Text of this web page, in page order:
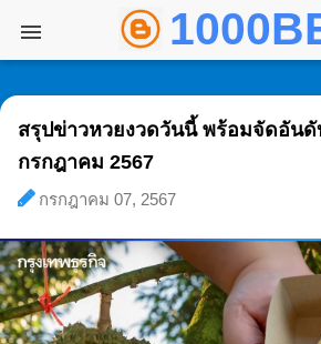
ข้ามไปที่เนื้อหาหลัก
สรุปข่าวหวยงวดวันนี้ พร้อมจัดอันดั
กรกฎาคม 2567
กรกฎาคม 07, 2567